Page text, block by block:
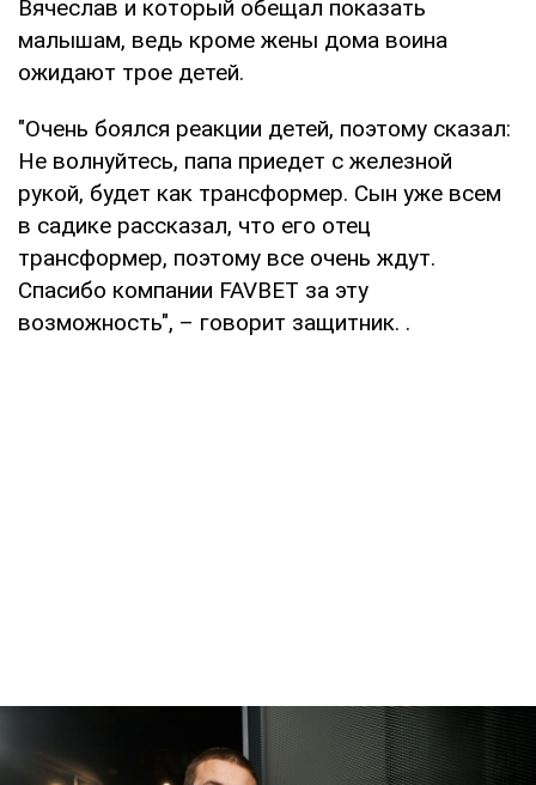
Вячеслав и который обещал показать
малышам, ведь кроме жены дома воина
ожидают трое детей.
"Очень боялся реакции детей, поэтому сказал:
Не волнуйтесь, папа приедет с железной
рукой, будет как трансформер. Сын уже всем
в садике рассказал, что его отец
трансформер, поэтому все очень ждут.
Спасибо компании FAVBET за эту
возможность", – говорит защитник. .